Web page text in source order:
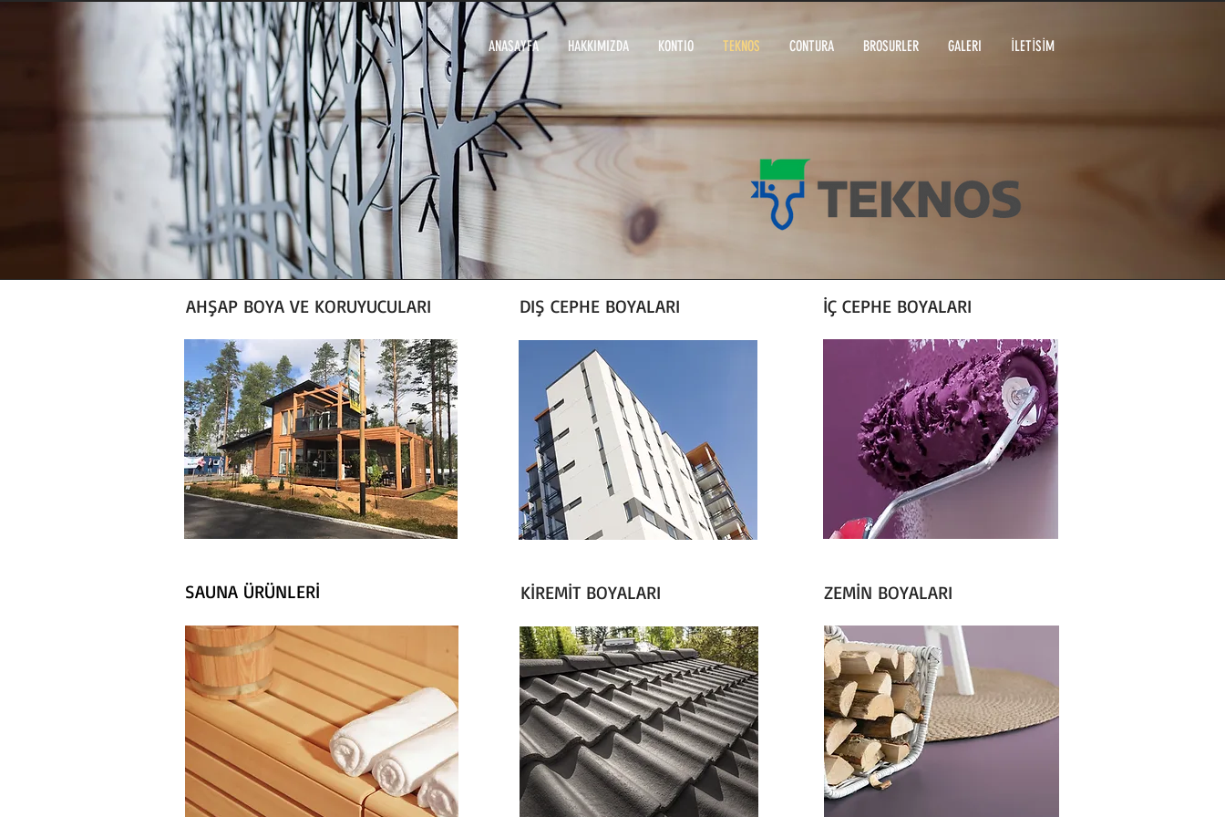
ANASAYFA HAKKIMIZDA KONTIO TEKNOS CONTURA BROSURLER GALERI İLETİSİM
AHŞAP BOYA VE KORUYUCULARI DIŞ CEPHE BOYALARI İÇ CEPHE BOYALARI
KİREMİT BOYALARI ZEMİN BOYALARI
SAUNA ÜRÜNLERİ